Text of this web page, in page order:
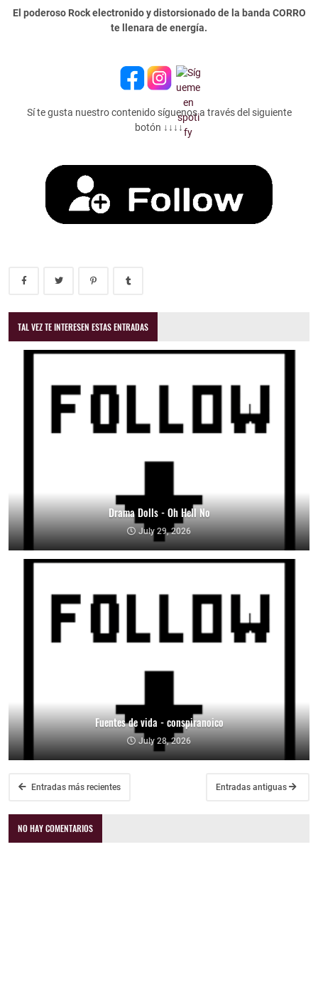
El poderoso Rock electronido y distorsionado de la banda CORRO
te llenara de energía.
Sí te gusta nuestro contenido síguenos a través del siguiente
botón ↓↓↓↓
TAL VEZ TE INTERESEN ESTAS ENTRADAS
Drama Dolls - Oh Hell No
July 29, 2026
Fuentes de vida - conspiranoico
July 28, 2026
Entradas más recientes Entradas antiguas
NO HAY COMENTARIOS